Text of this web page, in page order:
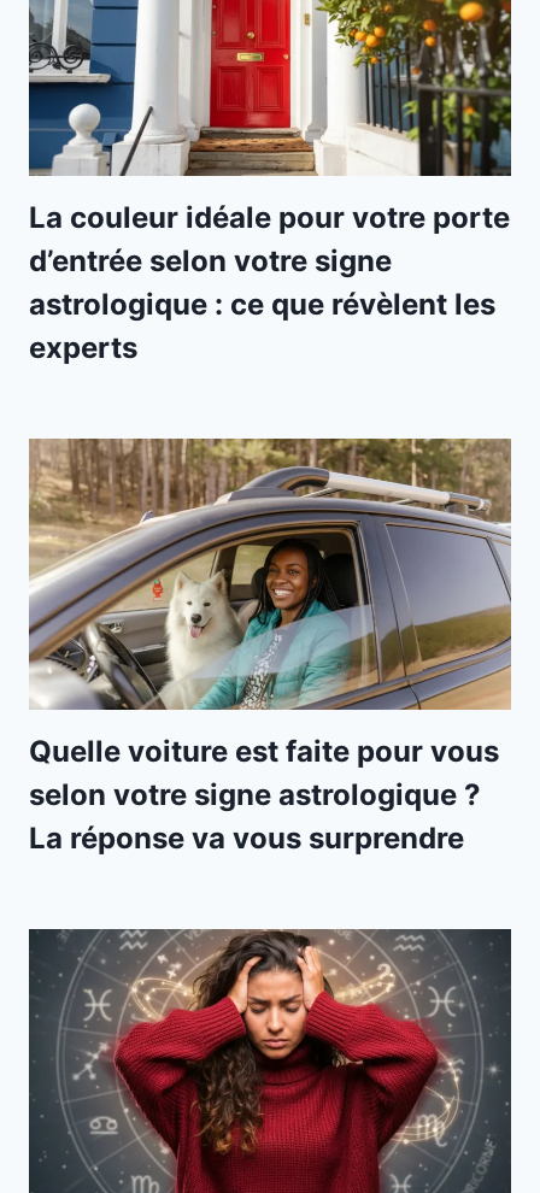
La couleur idéale pour votre porte
d’entrée selon votre signe
astrologique : ce que révèlent les
experts
Quelle voiture est faite pour vous
selon votre signe astrologique ?
La réponse va vous surprendre